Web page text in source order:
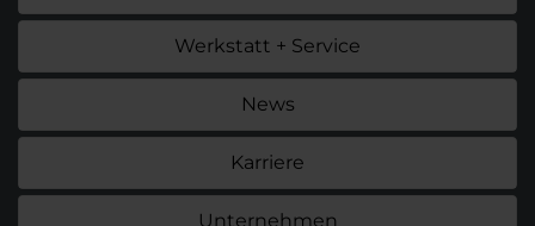
Werkstatt + Service
News
Karriere
Unternehmen